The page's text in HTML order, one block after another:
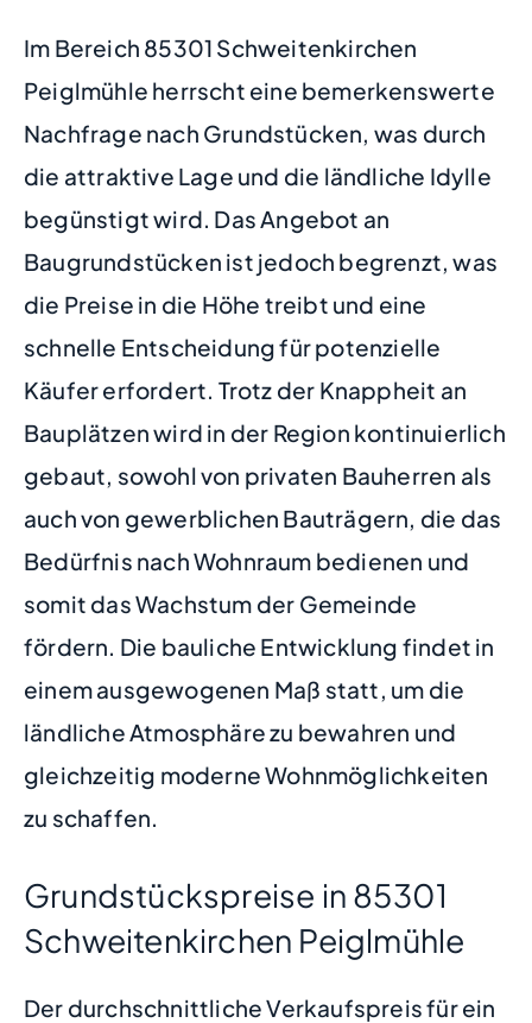
Im Bereich 85301 Schweitenkirchen
Peiglmühle herrscht eine bemerkenswerte
Nachfrage nach Grundstücken, was durch
die attraktive Lage und die ländliche Idylle
begünstigt wird. Das Angebot an
Baugrundstücken ist jedoch begrenzt, was
die Preise in die Höhe treibt und eine
schnelle Entscheidung für potenzielle
Käufer erfordert. Trotz der Knappheit an
Bauplätzen wird in der Region kontinuierlich
gebaut, sowohl von privaten Bauherren als
auch von gewerblichen Bauträgern, die das
Bedürfnis nach Wohnraum bedienen und
somit das Wachstum der Gemeinde
fördern. Die bauliche Entwicklung findet in
einem ausgewogenen Maß statt, um die
ländliche Atmosphäre zu bewahren und
gleichzeitig moderne Wohnmöglichkeiten
zu schaffen.
Grundstückspreise in 85301
Schweitenkirchen Peiglmühle
Der durchschnittliche Verkaufspreis für ein